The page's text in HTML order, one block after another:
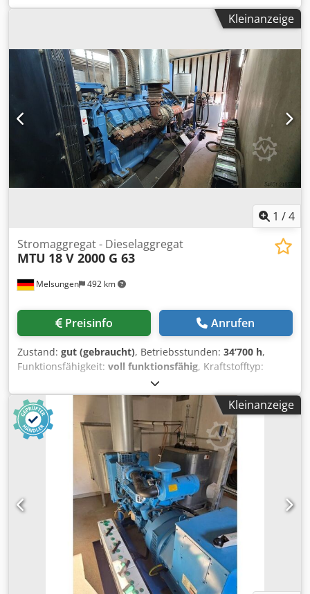
58.000,-€ Stk. ohne Container - 69..000,-€ Stk. inkl.
Container-Installation Weitere Angebote unter Chodpfot
Anschlussfertig aufgebaute Reindampferzeugungsanlage,
istalliert auf einem Grundrahmen, inkl. aller
Verkabelung. Baujahr: 2019 Auslegungsdaten: Leistung:
531 kW Reindampfmenge: 700 kg/h Reindampfdruck: 0,8
bar Chedpfx Ahowgkyhefja Speisewasser: 15 °C Min.
Speisewasserdruck: 2,0 bar Heizdampfdruck: 4,0 bar
Heizdampfmenge: 700 kg/h Dokumentation und
Bedienungsanleitung vorhanden. Sprechen Sie uns bei
Interesse gerne an.
Kleinanzeige
1 /4
Melsungen 492 km
Stromaggregat - Dieselaggregat
MTU 18 V 2000 G 63
Preisinfo Anrufen
Zustand: gut (gebraucht), Betriebsstunden: 34’700 h,
Funktionsfähigkeit: voll funktionsfähig, Kraftstofftyp:
50 Hz
1’250 kVA, Art der Kühlung:Wasser, MTU Diesel
Stromaggregat incl. Abgasnachbehandlung nach
44.BImSchV ( Ab 1/2026, 100mg NOX, 6mg Staub etc.) Bei
21.000 Betriebstunden wurde eine Generalüberholung für
über 100.000 Euro durchgeführt. Alle Filter der
Abgasnachbehandlung wurden 2025 erneuert. Chodpfx
Aey Nbt Rehfea Abgasnachbehandlung kann auch einzeln
erworben werden.
Kleinanzeige